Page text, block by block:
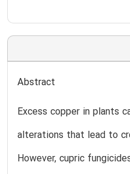
Abstract
Excess copper in plants
alterations that lead to
However, cupric